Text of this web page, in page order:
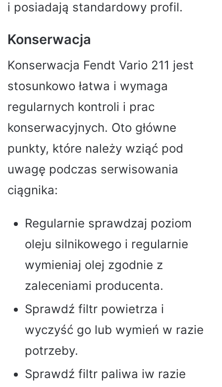
i posiadają standardowy profil.
Konserwacja
Konserwacja Fendt Vario 211 jest
stosunkowo łatwa i wymaga
regularnych kontroli i prac
konserwacyjnych. Oto główne
punkty, które należy wziąć pod
uwagę podczas serwisowania
ciągnika:
Regularnie sprawdzaj poziom
oleju silnikowego i regularnie
wymieniaj olej zgodnie z
zaleceniami producenta.
Sprawdź filtr powietrza i
wyczyść go lub wymień w razie
potrzeby.
Sprawdź filtr paliwa iw razie